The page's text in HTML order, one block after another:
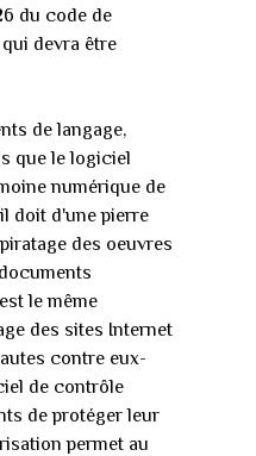
du code de
devra être
de langage,
que le logiciel
numérique de
doit d'une pierre
des oeuvres
le même
des sites Internet
contre eux-
de contrôle
de protéger leur
permet au